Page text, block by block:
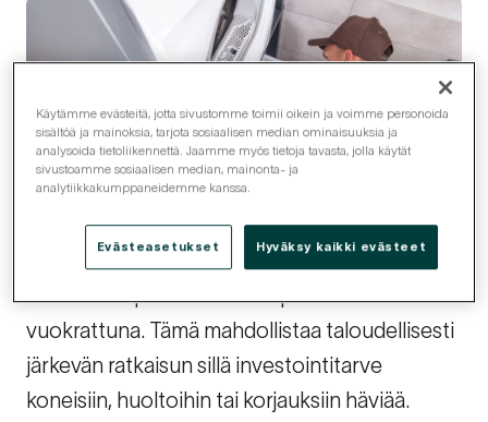
Pesulakonepalvelussa saat pesulakoneet
vuokrattuna. Tämä mahdollistaa taloudellisesti
järkevän ratkaisun sillä investointitarve
koneisiin, huoltoihin tai korjauksiin häviää.
Käytämme evästeitä, jotta sivustomme toimii oikein ja voimme personoida
sisältöä ja mainoksia, tarjota sosiaalisen median ominaisuuksia ja
analysoida tietoliikennettä. Jaamme myös tietoja tavasta, jolla käytät
sivustoamme sosiaalisen median, mainonta- ja
analytiikkakumppaneidemme kanssa.
Evästeasetukset Hyväksy kaikki evästeet